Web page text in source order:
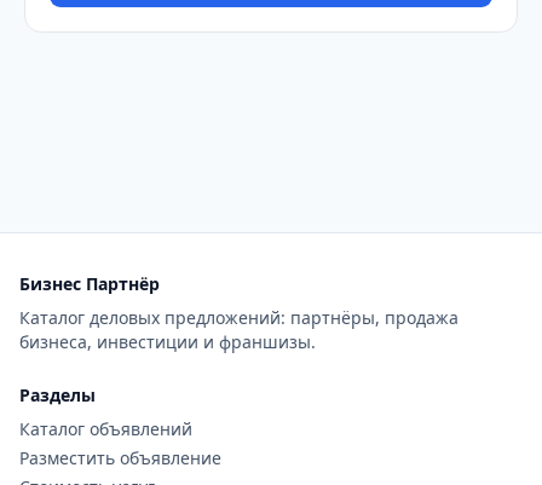
Бизнес Партнёр
Каталог деловых предложений: партнёры, продажа
бизнеса, инвестиции и франшизы.
Разделы
Каталог объявлений
Разместить объявление